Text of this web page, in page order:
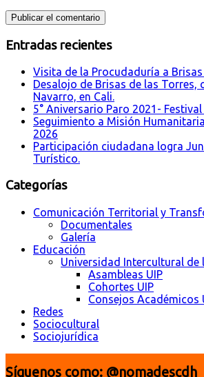
Entradas recientes
Visita de la Procudaduría a
Desalojo de Brisas de las Torres,
Navarro, en Cali.
5° Aniversario Paro 2021-
Seguimiento a Misión
2026
Participación ciudadana logra
Turístico.
Categorías
Comunicación Territorial y
Documentales
Galería
Educación
Universidad Intercultural de
Asambleas UIP
Cohortes UIP
Consejos Académicos
Redes
Sociocultural
Sociojurídica
Síguenos como: @nomadescdh